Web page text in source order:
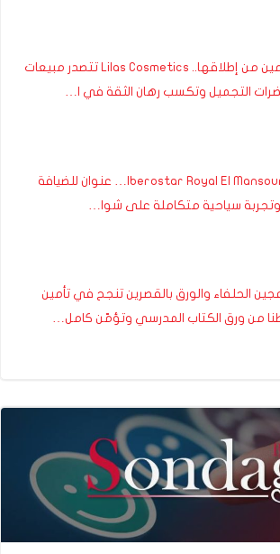
بعد عامين من إطلاقها.. Lilas Cosmetics تتصدر مبيعات
التجميل وتكسب رهان الثقة في ا…
فندق Iberostar Royal El Mansour… عنوان للضيافة
وتجربة سياحية متكاملة على شوا…
الحلفاء والورق بالقصرين تنجح في تأمين